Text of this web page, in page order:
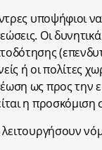
υποψήφιοι
Οι
ή οι πολίτες
ως προς την
η